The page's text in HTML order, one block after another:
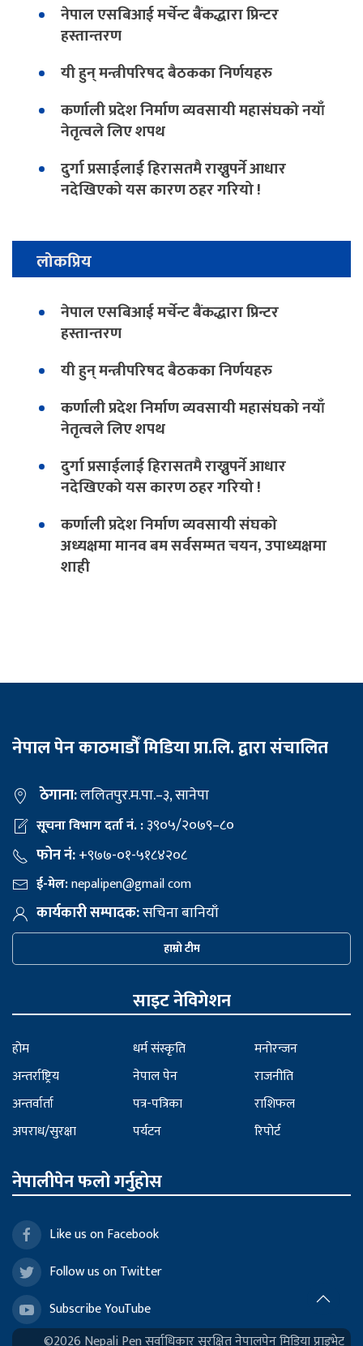
नेपाल एसबिआई मर्चेन्ट बैंकद्धारा प्रिन्टर
हस्तान्तरण
यी हुन् मन्त्रीपरिषद बैठकका निर्णयहरु
कर्णाली प्रदेश निर्माण व्यवसायी महासंघको नयाँ
नेतृत्वले लिए शपथ
दुर्गा प्रसाईलाई हिरासतमै राख्नुपर्ने आधार
नदेखिएको यस कारण ठहर गरियो !
लोकप्रिय
नेपाल एसबिआई मर्चेन्ट बैंकद्धारा प्रिन्टर
हस्तान्तरण
यी हुन् मन्त्रीपरिषद बैठकका निर्णयहरु
कर्णाली प्रदेश निर्माण व्यवसायी महासंघको नयाँ
नेतृत्वले लिए शपथ
दुर्गा प्रसाईलाई हिरासतमै राख्नुपर्ने आधार
नदेखिएको यस कारण ठहर गरियो !
कर्णाली प्रदेश निर्माण व्यवसायी संघको
अध्यक्षमा मानव बम सर्वसम्मत चयन, उपाध्यक्षमा
शाही
नेपाल पेन काठमाडौँ मिडिया प्रा.लि. द्वारा संचालित
ठेगाना:ललितपुर.म.पा.–३, सानेपा
सूचना विभाग दर्ता नं. :३९०५/२०७९–८०
फोन नं:+९७७-०१-५१८४२०८
ई-मेल:nepalipen@gmail com
कार्यकारी सम्पादक:सचिना बानियाँ
हाम्रो टीम
साइट नेविगेशन
होम
अन्तर्राष्ट्रिय
अन्तर्वार्ता
अपराध/सुरक्षा
धर्म संस्कृति
नेपाल पेन
पत्र-पत्रिका
पर्यटन
मनोरन्जन
राजनीति
राशिफल
रिपोर्ट
नेपालीपेन फलो गर्नुहोस
Like us on Facebook
Follow us on Twitter
Subscribe YouTube
©2026 Nepali Pen सर्वाधिकार सुरक्षित नेपालपेन मिडिया प्राइभेट